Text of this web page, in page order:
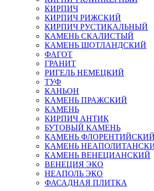
КИРПИЧ
КИРПИЧ РИЖСКИЙ
КИРПИЧ РУСТИКАЛЬНЫЙ
КАМЕНЬ СКАЛИСТЫЙ
КАМЕНЬ ШОТЛАНДСКИЙ
ФАГОТ
ГРАНИТ
РИГЕЛЬ НЕМЕЦКИЙ
ТУФ
КАНЬОН
КАМЕНЬ ПРАЖСКИЙ
КАМЕНЬ
КИРПИЧ АНТИК
БУТОВЫЙ КАМЕНЬ
КАМЕНЬ ФЛОРЕНТИЙСКИЙ
КАМЕНЬ
КАМЕНЬ ВЕНЕЦИАНСКИЙ
ВЕНЕЦИЯ ЭКО
НЕАПОЛЬ ЭКО
ФАСАДНАЯ ПЛИТКА